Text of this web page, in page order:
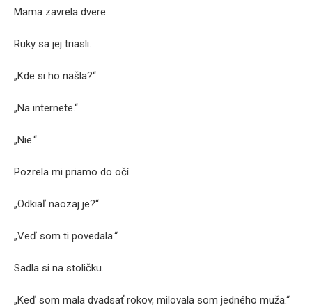
Mama zavrela dvere.
Ruky sa jej triasli.
„Kde si ho našla?“
„Na internete.“
„Nie.“
Pozrela mi priamo do očí.
„Odkiaľ naozaj je?“
„Veď som ti povedala.“
Sadla si na stoličku.
„Keď som mala dvadsať rokov, milovala som jedného muža.“